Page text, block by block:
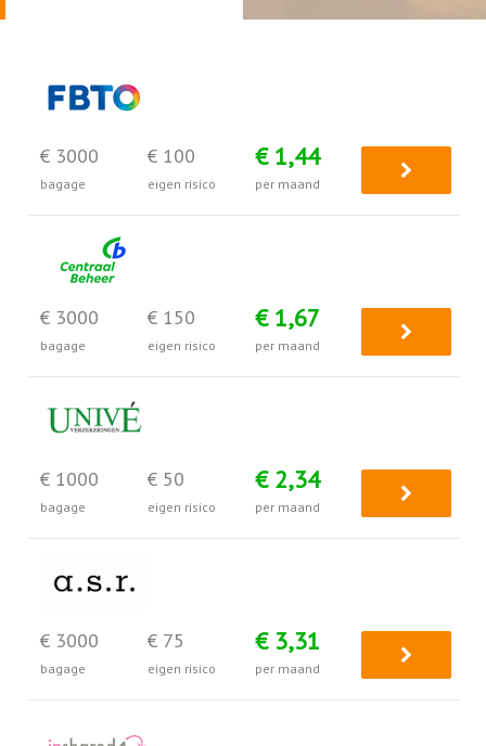
€ 3000
bagage
€ 100
eigen risico
€ 1,44
per maand
€ 3000
bagage
€ 150
eigen risico
€ 1,67
per maand
€ 1000
bagage
€ 50
eigen risico
€ 2,34
per maand
€ 3000
bagage
€ 75
eigen risico
€ 3,31
per maand